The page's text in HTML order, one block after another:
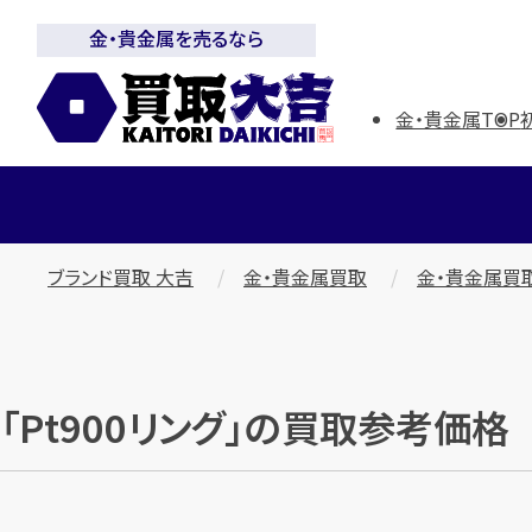
金・貴金属を売るなら
金・貴金属TOP
ブランド買取 大吉 金・貴金属買取 金・貴金属
「Pt900リング」の買取参考価格